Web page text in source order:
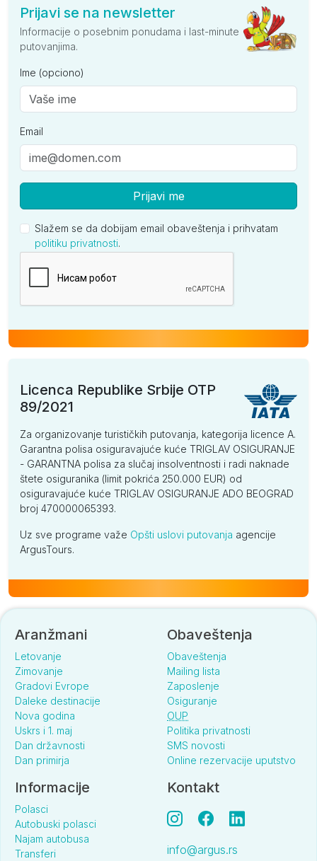
Prijavi se na newsletter
Informacije o posebnim ponudama i last-minute
putovanjima.
Ime (opciono)
Email
Prijavi me
Slažem se da dobijam email obaveštenja i prihvatam
politiku privatnosti.
Licenca Republike Srbije OTP
89/2021
Za organizovanje turističkih putovanja, kategorija licence A.
Garantna polisa osiguravajuće kuće TRIGLAV OSIGURANJE
- GARANTNA polisa za slučaj insolventnosti i radi naknade
štete osiguranika (limit pokrića 250.000 EUR) od
osiguravajuće kuće TRIGLAV OSIGURANJE ADO BEOGRAD
broj 470000065393.
Uz sve programe važe Opšti uslovi putovanja agencije
ArgusTours.
Aranžmani
Letovanje
Zimovanje
Gradovi Evrope
Daleke destinacije
Nova godina
Uskrs i 1. maj
Dan državnosti
Dan primirja
Obaveštenja
Obaveštenja
Mailing lista
Zaposlenje
Osiguranje
OUP
Politika privatnosti
SMS novosti
Online rezervacije uputstvo
Informacije
Polasci
Autobuski polasci
Najam autobusa
Transferi
Kontakt
info@argus.rs